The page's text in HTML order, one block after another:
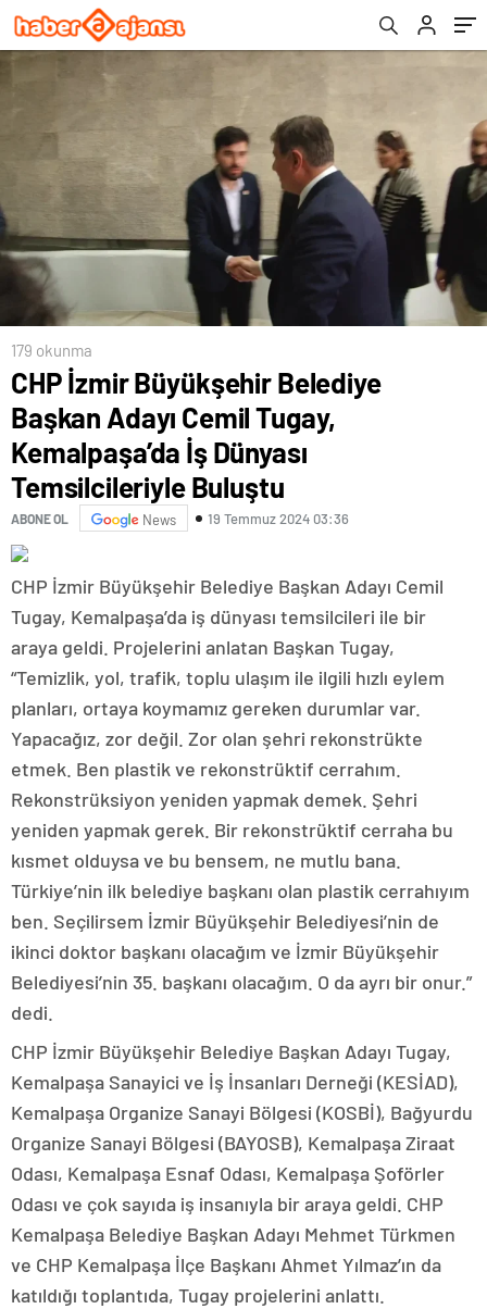
Temsilcileriyle Buluştu
179 okunma
CHP İzmir Büyükşehir Belediye
Başkan Adayı Cemil Tugay,
Kemalpaşa’da İş Dünyası
Temsilcileriyle Buluştu
ABONE OL News 19 Temmuz 2024 03:36
CHP İzmir Büyükşehir Belediye Başkan Adayı Cemil
Tugay, Kemalpaşa’da iş dünyası temsilcileri ile bir
araya geldi. Projelerini anlatan Başkan Tugay,
“Temizlik, yol, trafik, toplu ulaşım ile ilgili hızlı eylem
planları, ortaya koymamız gereken durumlar var.
Yapacağız, zor değil. Zor olan şehri rekonstrükte
etmek. Ben plastik ve rekonstrüktif cerrahım.
Rekonstrüksiyon yeniden yapmak demek. Şehri
yeniden yapmak gerek. Bir rekonstrüktif cerraha bu
kısmet olduysa ve bu bensem, ne mutlu bana.
Türkiye’nin ilk belediye başkanı olan plastik cerrahıyım
ben. Seçilirsem İzmir Büyükşehir Belediyesi’nin de
ikinci doktor başkanı olacağım ve İzmir Büyükşehir
Belediyesi’nin 35. başkanı olacağım. O da ayrı bir onur.”
dedi.
CHP İzmir Büyükşehir Belediye Başkan Adayı Tugay,
Kemalpaşa Sanayici ve İş İnsanları Derneği (KESİAD),
Kemalpaşa Organize Sanayi Bölgesi (KOSBİ), Bağyurdu
Organize Sanayi Bölgesi (BAYOSB), Kemalpaşa Ziraat
Odası, Kemalpaşa Esnaf Odası, Kemalpaşa Şoförler
Odası ve çok sayıda iş insanıyla bir araya geldi. CHP
Kemalpaşa Belediye Başkan Adayı Mehmet Türkmen
ve CHP Kemalpaşa İlçe Başkanı Ahmet Yılmaz’ın da
katıldığı toplantıda, Tugay projelerini anlattı.